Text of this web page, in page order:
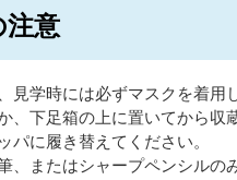
注意
学時には必ずマスクを着用
、下足箱の上に置いてから収
パに履き替えてください。
またはシャープペンシルの